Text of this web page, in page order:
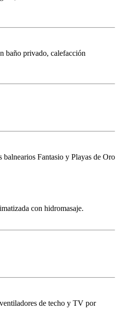
baño privado, calefacción
Fantasio y Playas de Oro
con hidromasaje.
de techo y TV por